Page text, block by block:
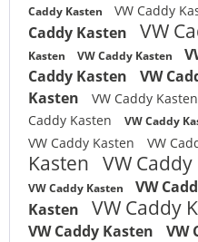
Caddy Kasten
VW Caddy
Caddy Kasten
VW
Kasten
VW Caddy Kasten
Caddy Kasten
VW
Kasten
VW Caddy Kasten
Caddy Kasten
VW Caddy
VW Caddy Kasten VW
Kasten VW
VW Caddy Kasten VW
Kasten
VW Caddy
VW Caddy Kasten VW